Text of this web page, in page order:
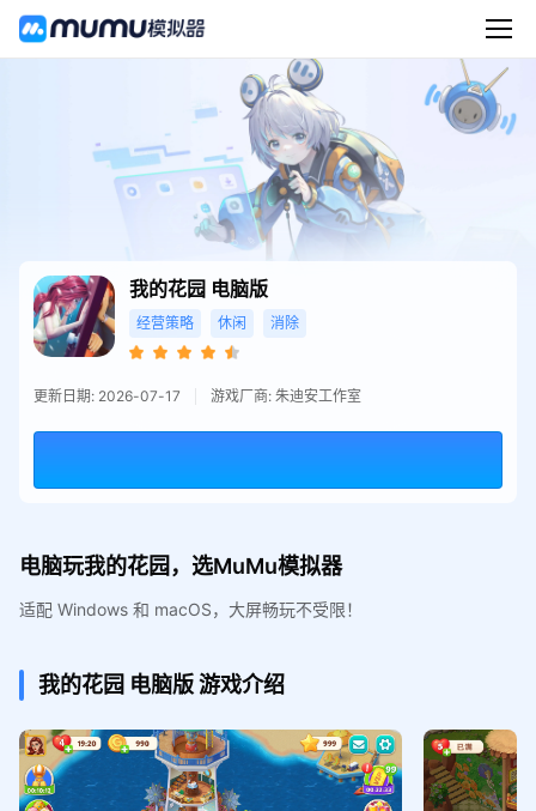
我的花园 电脑版
经营策略 休闲 消除
更新日期: 2026-07-17 游戏厂商: 朱迪安工作室
电脑玩我的花园，选MuMu模拟器
适配 Windows 和 macOS，大屏畅玩不受限！
我的花园 电脑版游戏介绍